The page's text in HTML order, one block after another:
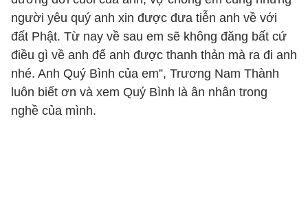
người yêu quý anh xin được đưa tiễn anh về với
đất Phật. Từ nay về sau em sẽ không đăng bất cứ
điều gì về anh để anh được thanh thản mà ra đi anh
nhé. Anh Quý Bình của em”, Trương Nam Thành
luôn biết ơn và xem Quý Bình là ân nhân trong
nghề của mình.